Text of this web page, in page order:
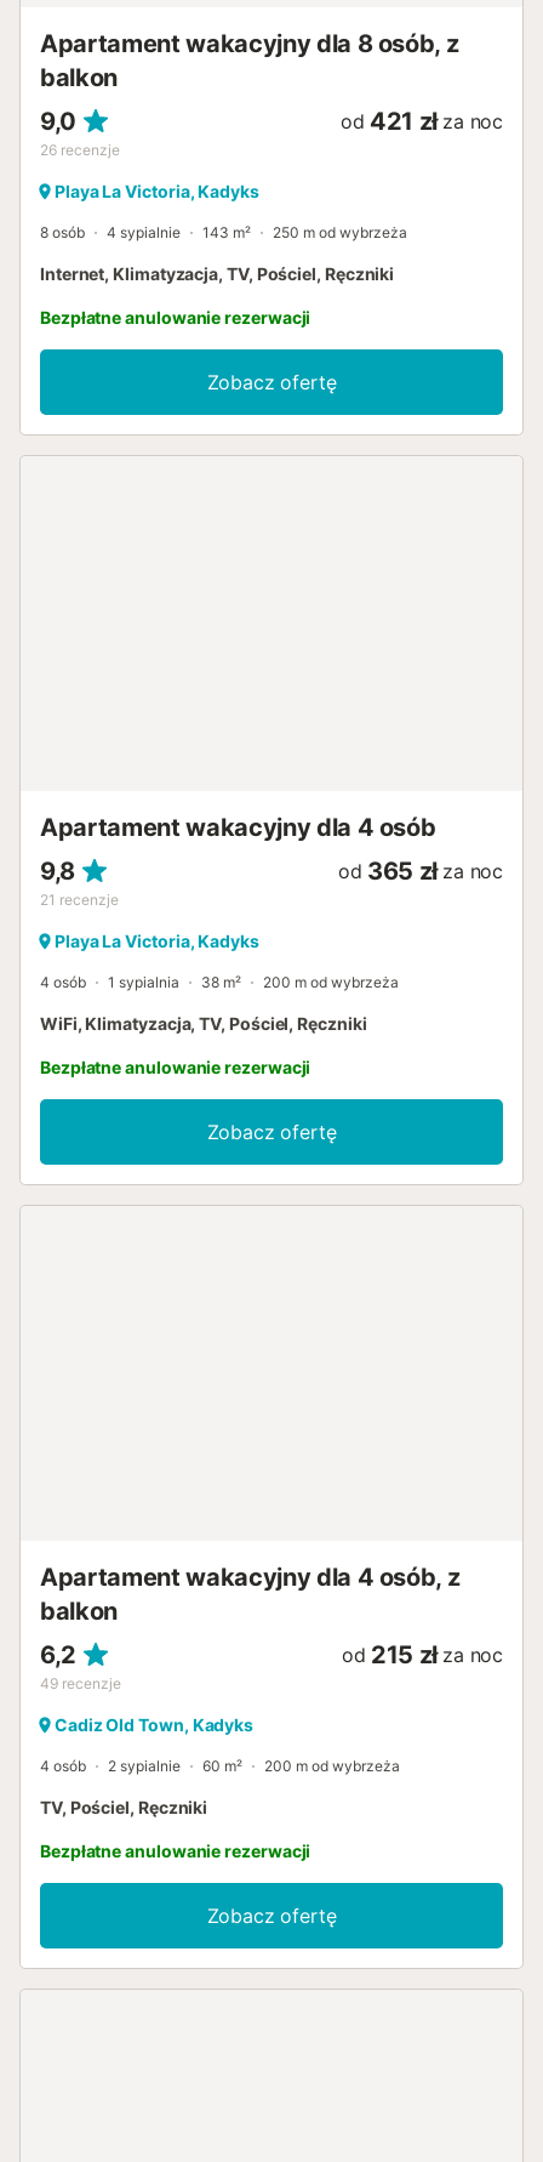
Apartament wakacyjny dla 8 osób, z
balkon
9,0
26 recenzje
od 421 zł za noc
Playa La Victoria, Kadyks
8 osób 4 sypialnie 143 m² 250 m od wybrzeża
Internet, Klimatyzacja, TV, Pościel, Ręczniki
Bezpłatne anulowanie rezerwacji
Zobacz ofertę
Apartament wakacyjny dla 4 osób
9,8
21 recenzje
od 365 zł za noc
Playa La Victoria, Kadyks
4 osób 1 sypialnia 38 m² 200 m od wybrzeża
WiFi, Klimatyzacja, TV, Pościel, Ręczniki
Bezpłatne anulowanie rezerwacji
Zobacz ofertę
Apartament wakacyjny dla 4 osób, z
balkon
6,2
49 recenzje
od 215 zł za noc
Cadiz Old Town, Kadyks
4 osób 2 sypialnie 60 m² 200 m od wybrzeża
TV, Pościel, Ręczniki
Bezpłatne anulowanie rezerwacji
Zobacz ofertę